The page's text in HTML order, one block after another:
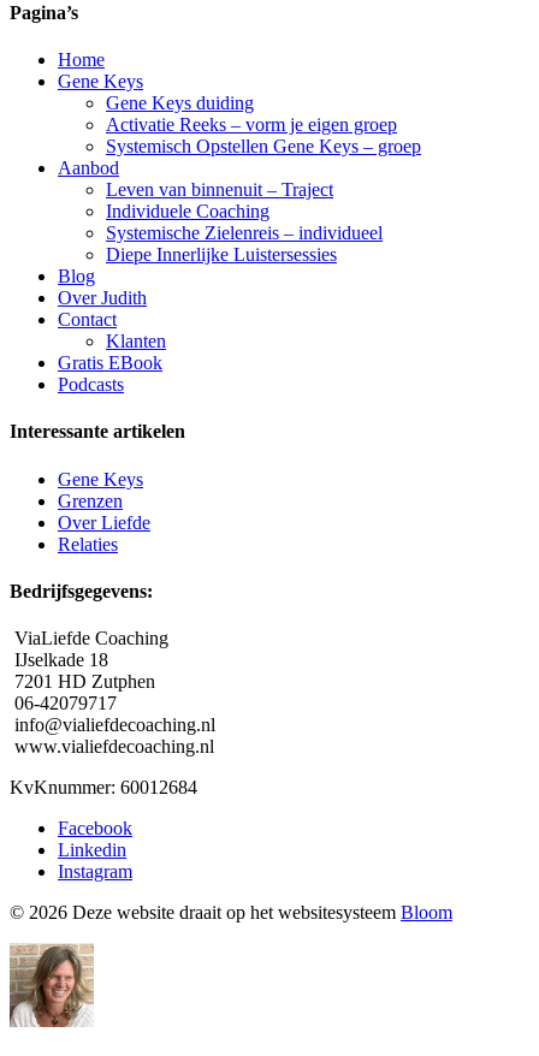
Pagina’s
Home
Gene Keys
Gene Keys duiding
Activatie Reeks – vorm je eigen groep
Systemisch Opstellen Gene Keys – groep
Aanbod
Leven van binnenuit – Traject
Individuele Coaching
Systemische Zielenreis – individueel
Diepe Innerlijke Luistersessies
Blog
Over Judith
Contact
Klanten
Gratis EBook
Podcasts
Interessante artikelen
Gene Keys
Grenzen
Over Liefde
Relaties
Bedrijfsgegevens:
ViaLiefde Coaching
IJselkade 18
7201 HD Zutphen
06-42079717
info@vialiefdecoaching.nl
www.vialiefdecoaching.nl
KvKnummer: 60012684
Facebook
Linkedin
Instagram
© 2026 Deze website draait op het websitesysteem Bloom